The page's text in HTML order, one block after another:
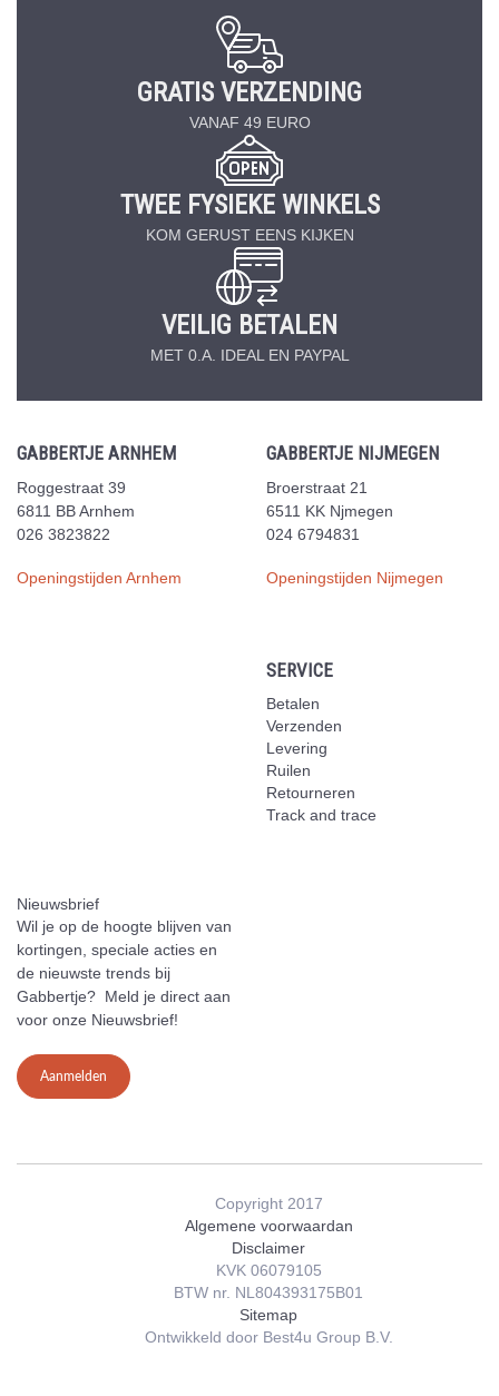
GRATIS VERZENDING
VANAF 49 EURO
TWEE FYSIEKE WINKELS
KOM GERUST EENS KIJKEN
VEILIG BETALEN
MET 0.A. IDEAL EN PAYPAL
GABBERTJE ARNHEM
Roggestraat 39
6811 BB Arnhem
026 3823822
Openingstijden Arnhem
GABBERTJE NIJMEGEN
Broerstraat 21
6511 KK Njmegen
024 6794831
Openingstijden Nijmegen
SERVICE
Betalen
Verzenden
Levering
Ruilen
Retourneren
Track and trace
Nieuwsbrief
Wil je op de hoogte blijven van
kortingen, speciale acties en
de nieuwste trends bij
Gabbertje? Meld je direct aan
voor onze Nieuwsbrief!
Aanmelden
Copyright 2017
Algemene voorwaardan
Disclaimer
KVK 06079105
BTW nr. NL804393175B01
Sitemap
Ontwikkeld door Best4u Group B.V.